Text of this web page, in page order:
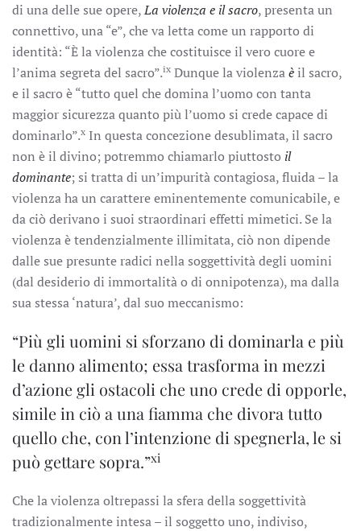
di una delle sue opere,La violenza e il sacro, presenta un
connettivo, una “e”, che va letta come un rapporto di
identità: “È la violenza che costituisce il vero cuore e
l’anima segreta del sacro”.ix Dunque la violenzaèil sacro,
e il sacro è “tutto quel che domina l’uomo con tanta
maggior sicurezza quanto più l’uomo si crede capace di
dominarlo”.x In questa concezione desublimata, il sacro
non è il divino; potremmo chiamarlo piuttosto il
dominante; si tratta di un’impurità contagiosa, fluida – la
violenza ha un carattere eminentemente comunicabile, e
da ciò derivano i suoi straordinari effetti mimetici. Se la
violenza è tendenzialmente illimitata, ciò non dipende
dalle sue presunte radici nella soggettività degli uomini
(dal desiderio di immortalità o di onnipotenza), ma dalla
sua stessa ‘natura’, dal suo meccanismo:
“Più gli uomini si sforzano di dominarla e più
le danno alimento; essa trasforma in mezzi
d’azione gli ostacoli che uno crede di opporle,
simile in ciò a una fiamma che divora tutto
quello che, con l’intenzione di spegnerla, le si
può gettare sopra.”xi
Che la violenza oltrepassi la sfera della soggettività
tradizionalmente intesa – il soggetto uno, indiviso,